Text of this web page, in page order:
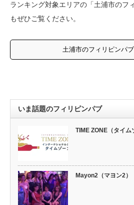
ランキング対象エリアの「土浦市のフ
もぜひご覧ください。
土浦市のフィリピンパ
いま話題のフィリピンパブ
TIME ZONE（タイム
Mayon2（マヨン2）